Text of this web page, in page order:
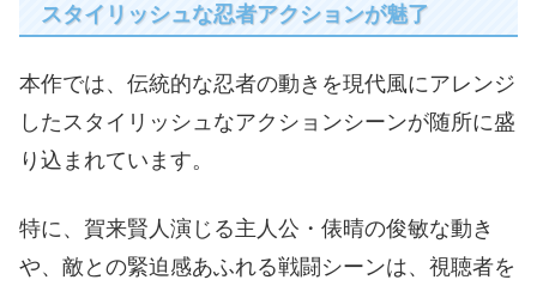
スタイリッシュな忍者アクションが魅了
本作では、伝統的な忍者の動きを現代風にアレンジ
したスタイリッシュなアクションシーンが随所に盛
り込まれています。
特に、賀来賢人演じる主人公・俵晴の俊敏な動き
や、敵との緊迫感あふれる戦闘シーンは、視聴者を